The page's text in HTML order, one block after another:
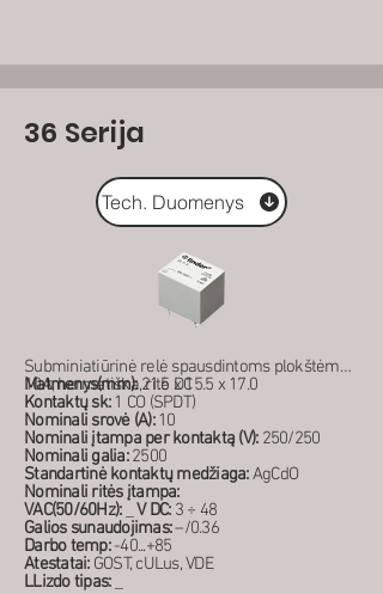
36 Serija
Tech. Duomenys
Subminiatiūrinė relė spausdintoms plokštėms
10A, hermetiška, ritė DC
Matmenys(mm):21.5 x 15.5 x 17.0
Kontaktų sk:1 CO (SPDT)
Nominali srovė (A):10
Nominali įtampa per kontaktą (V):250/250
Nominali galia:2500
Standartinė kontaktų medžiaga:AgCdO
Nominali ritės įtampa:
VAC(50/60Hz):_ V DC:3 ÷ 48
Galios sunaudojimas:–/0.36
Darbo temp:-40...+85
Atestatai:GOST, cULus, VDE
LLizdo tipas: